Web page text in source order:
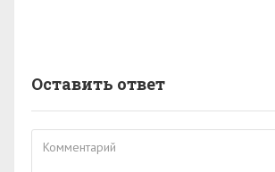
Оставить ответ